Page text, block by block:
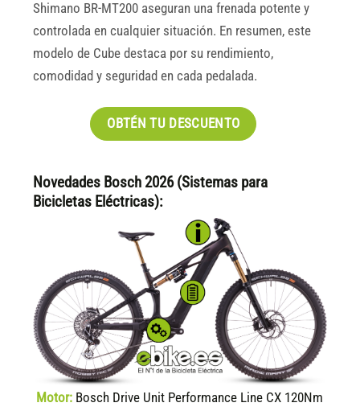
Shimano BR-MT200 aseguran una frenada potente y
controlada en cualquier situación. En resumen, este
modelo de Cube destaca por su rendimiento,
comodidad y seguridad en cada pedalada.
OBTÉN TU DESCUENTO
Novedades Bosch 2026 (Sistemas para
Bicicletas Eléctricas):
Motor: Bosch Drive Unit Performance Line CX 120Nm